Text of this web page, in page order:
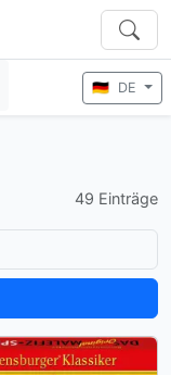
🇩🇪 DE
49 Einträge